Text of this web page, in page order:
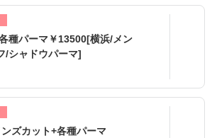
種パーマ￥13500[横浜/メン
/シャドウパーマ]
ンズカット+各種パーマ